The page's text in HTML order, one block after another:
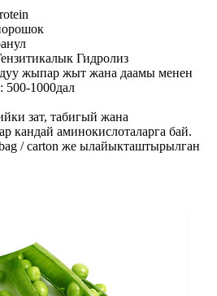
Гидролиз
жыпар жыт жана даамы менен
500-1000дал
зат, табигый жана
кандай аминокислоталарга бай.
/ carton же ылайыкташтырылган